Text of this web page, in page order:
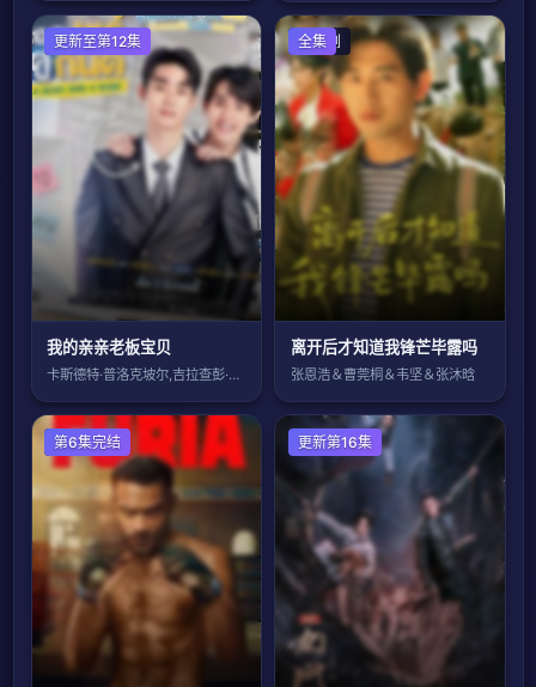
泰国剧
更新至第12集
我的亲亲老板宝贝
卡斯德特·普洛克坡尔,吉拉查彭·斯里桑,
国产剧
全集
离开后才知道我锋芒毕露吗
张恩浩＆曹莞桐＆韦坚＆张沐晗
欧美剧
第6集完结 国产剧
更新第16集